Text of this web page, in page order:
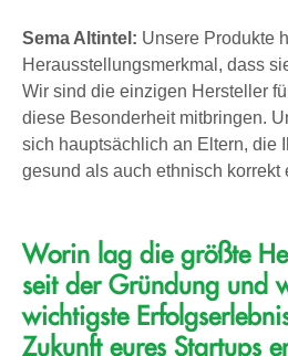
Sema Altintel: Unsere Produkte
Herausstellungsmerkmal, dass
Wir sind die einzigen Hersteller
diese Besonderheit mitbringen.
sich hauptsächlich an Eltern, die
gesund als auch ethnisch korrekt
Worin lag die größte
seit der Gründung und
wichtigste
Zukunft eures Startups